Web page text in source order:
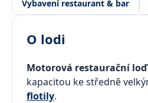
Vybavení restaurant & bar
O lodi
Motorová restaurační loď
kapacitou ke středně
flotily.